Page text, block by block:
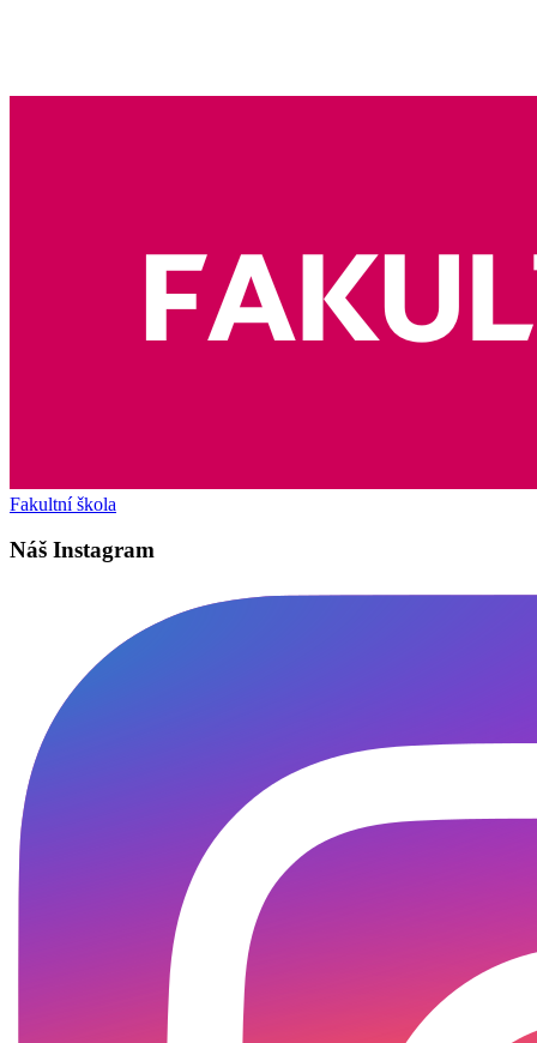
Fakultní škola
Náš Instagram